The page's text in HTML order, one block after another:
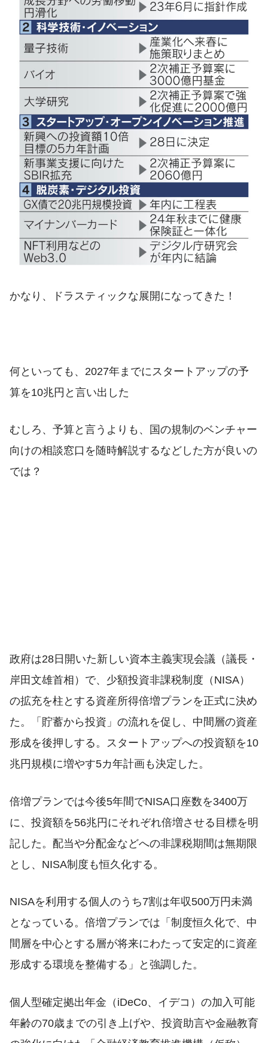
かなり、ドラスティックな展開になってきた！
何といっても、2027年までにスタートアップの予
算を10兆円と言い出した
むしろ、予算と言うよりも、国の規制のベンチャー
向けの相談窓口を随時解説するなどした方が良いの
では？
政府は28日開いた新しい資本主義実現会議（議長・
岸田文雄首相）で、少額投資非課税制度（NISA）
の拡充を柱とする資産所得倍増プランを正式に決め
た。「貯蓄から投資」の流れを促し、中間層の資産
形成を後押しする。スタートアップへの投資額を10
兆円規模に増やす5カ年計画も決定した。
倍増プランでは今後5年間でNISA口座数を3400万
に、投資額を56兆円にそれぞれ倍増させる目標を明
記した。配当や分配金などへの非課税期間は無期限
とし、NISA制度も恒久化する。
NISAを利用する個人のうち7割は年収500万円未満
となっている。倍増プランでは「制度恒久化で、中
間層を中心とする層が将来にわたって安定的に資産
形成する環境を整備する」と強調した。
個人型確定拠出年金（iDeCo、イデコ）の加入可能
年齢の70歳までの引き上げや、投資助言や金融教育